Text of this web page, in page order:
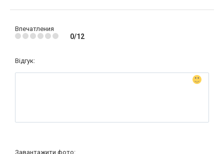
Впечатления
0/12
Відгук:
Завантажити фото: